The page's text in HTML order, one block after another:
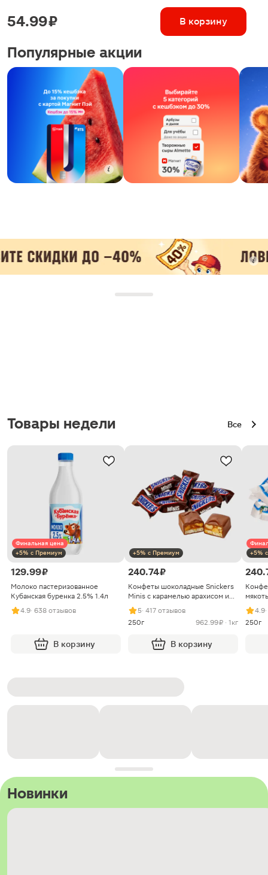
54.99 ₽ В корзину
Популярные акции
Товары недели Все
Финальная цена
+5% с Премиум
129.99 ₽
Молоко пастеризованное
Кубанская буренка 2.5% 1.4л
4.9· 638 отзывов
В корзину
+5% с Премиум
240.74 ₽
Конфеты шоколадные Snickers
Minis с карамелью арахисом и
нугой
5· 417 отзывов
250г
962.99 ₽ · 1кг
В корзину
+5%
4.9
250г
Новинки